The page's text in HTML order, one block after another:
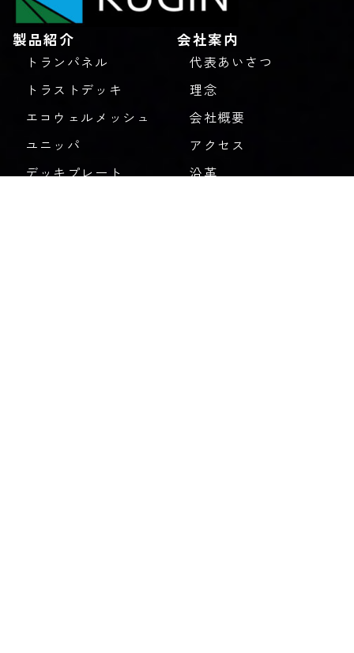
製品紹介
トランパネル
トラストデッキ
エコウェルメッシュ
ユニッパ
デッキプレート
会社案内
代表あいさつ
理念
会社概要
アクセス
沿革